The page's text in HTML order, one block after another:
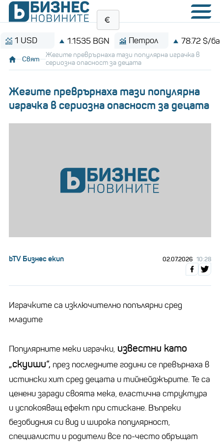
1.1535 BGN Петрол 78.72 $/барел
Свят
Жегите преврърнаха тази популярна играчка в
сериозна опасност за децата
Жегите преврърнаха тази популярна
играчка в сериозна опасност за децата
bTV Бизнес екип 02.07.2026 10:28
Играчките са изключително попълярни сред
младите
Популярните меки играчки, известни като
„скуиши“, през последните години се превърнаха в
истински хит сред децата и тийнейджърите. Те са
ценени заради своята мека, еластична структура
и успокояващ ефект при стискане. Въпреки
безобидния си вид и широка популярност,
специалисти и родители все по-често обръщат